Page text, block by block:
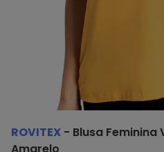
ROVITEX - Blusa